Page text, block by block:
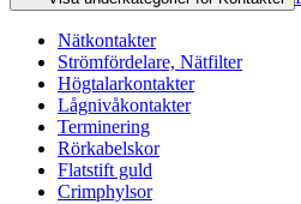
Nätkontakter
Strömfördelare, Nätfilter
Högtalarkontakter
Lågnivåkontakter
Terminering
Rörkabelskor
Flatstift guld
Crimphylsor